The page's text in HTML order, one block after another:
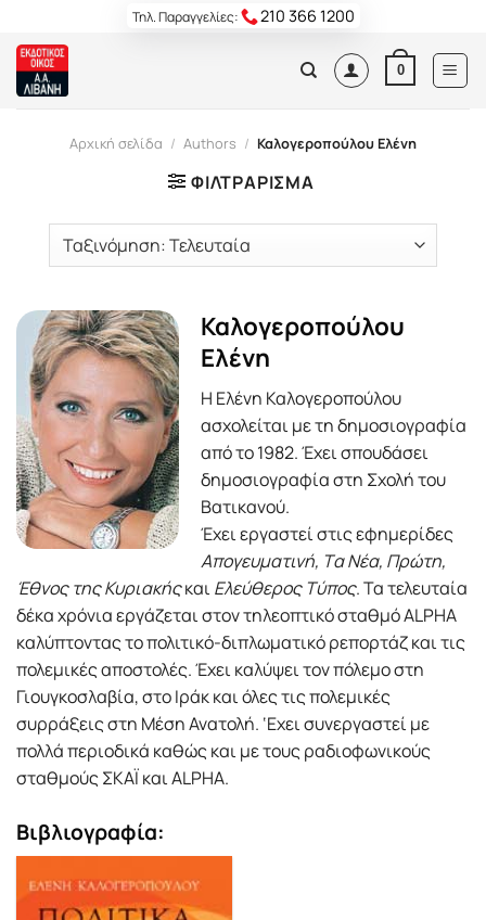
content
Τηλ. Παραγγελίες: 210 366 1200
0
Αρχική σελίδα / Authors / Καλογεροπούλου Ελένη
ΦΙΛΤΡΆΡΙΣΜΑ
Καλογεροπούλου
Ελένη
Η Ελένη Καλογεροπούλου
ασχολείται με τη δημοσιογραφία
από το 1982. Έχει σπουδάσει
δημοσιογραφία στη Σχολή του
Bατικανού.
Έχει εργαστεί στις εφημερίδες
Aπογευματινή, Tα Nέα, Πρώτη,
Έθνος της Kυριακήςκαι Eλεύθερος Tύπος. Τα τελευταία
δέκα χρόνια εργάζεται στον τηλεοπτικό σταθμό ΑLPHA
καλύπτοντας το πολιτικό-διπλωματικό ρεπορτάζ και τις
πολεμικές αποστολές. Έχει καλύψει τον πόλεμο στη
Γιουγκοσλαβία, στο Ιράκ και όλες τις πολεμικές
συρράξεις στη Μέση Ανατολή. ‘Εχει συνεργαστεί με
πολλά περιοδικά καθώς και με τους ραδιοφωνικούς
σταθμούς ΣΚΑΪ και ΑLPHA.
Βιβλιογραφία: